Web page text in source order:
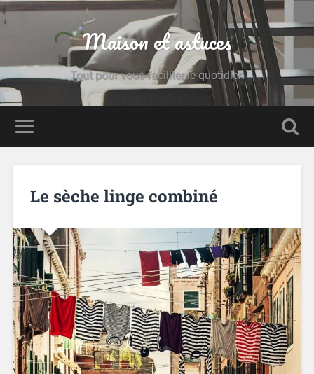
Maison et astuces
Tout pour vous faciliter le quotidien
Le sèche linge combiné